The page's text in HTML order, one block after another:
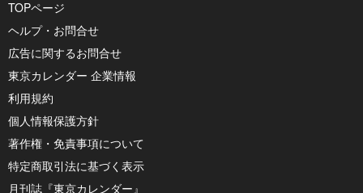
TOPページ
ヘルプ・お問合せ
広告に関するお問合せ
東京カレンダー 企業情報
利用規約
個人情報保護方針
著作権・免責事項について
特定商取引法に基づく表示
月刊誌『東京カレンダー』